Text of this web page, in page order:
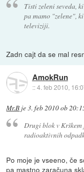
Tisti zeleni seveda,
pa mamo "zelene",
televiziji.
Zadn cajt da se mal
AmokRun
::4. feb 2010,
Mr.B je3. feb 2010 ob
Drugi blok v
radioaktivnih
Po moje je vseeno, če
pa mastno zaračuna